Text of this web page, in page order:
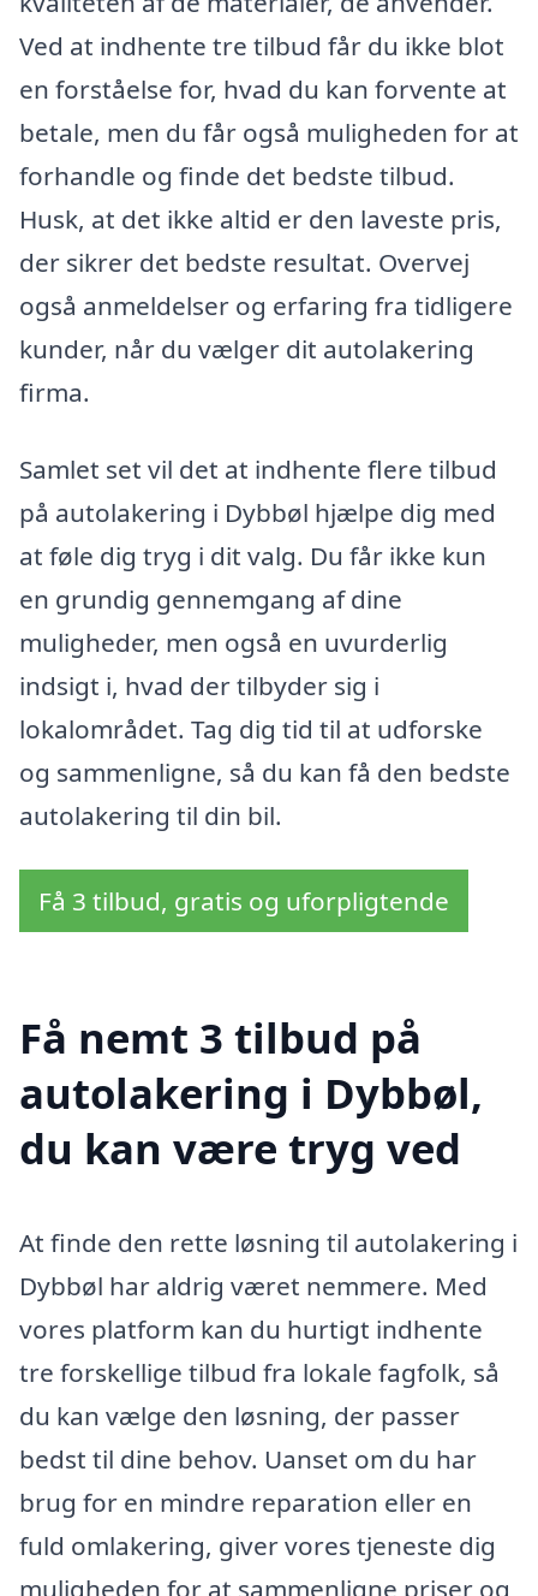
Ved at indhente tre tilbud får du ikke blot
en forståelse for, hvad du kan forvente at
betale, men du får også muligheden for at
forhandle og finde det bedste tilbud.
Husk, at det ikke altid er den laveste pris,
der sikrer det bedste resultat. Overvej
også anmeldelser og erfaring fra tidligere
kunder, når du vælger dit autolakering
firma.
Samlet set vil det at indhente flere tilbud
på autolakering i Dybbøl hjælpe dig med
at føle dig tryg i dit valg. Du får ikke kun
en grundig gennemgang af dine
muligheder, men også en uvurderlig
indsigt i, hvad der tilbyder sig i
lokalområdet. Tag dig tid til at udforske
og sammenligne, så du kan få den bedste
autolakering til din bil.
Få 3 tilbud, gratis og uforpligtende
Få nemt 3 tilbud på
autolakering i Dybbøl,
du kan være tryg ved
At finde den rette løsning til autolakering i
Dybbøl har aldrig været nemmere. Med
vores platform kan du hurtigt indhente
tre forskellige tilbud fra lokale fagfolk, så
du kan vælge den løsning, der passer
bedst til dine behov. Uanset om du har
brug for en mindre reparation eller en
fuld omlakering, giver vores tjeneste dig
muligheden for at sammenligne priser og